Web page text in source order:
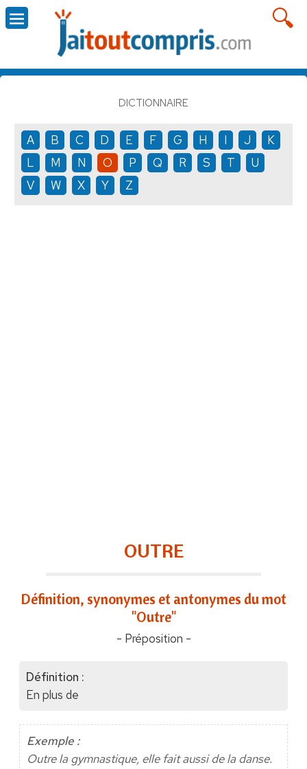
DICTIONNAIRE
A B C D E F G H I J
K
L
M N O P Q R S T
U
V
W X Y Z
OUTRE
Définition, synonymes et antonymes du mot
"Outre"
- Préposition -
Définition :
En plus de
Exemple :
Outre la gymnastique, elle fait aussi de la danse.